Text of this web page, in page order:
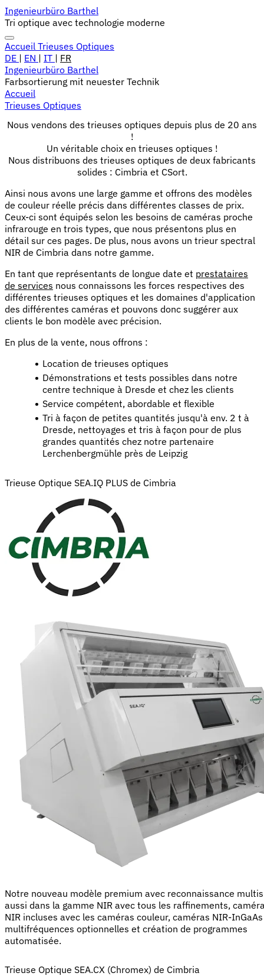
Ingenieurbüro Barthel
Tri optique avec technologie moderne
Accueil Trieuses Optiques
DE | EN | IT | FR
Ingenieurbüro Barthel
Farbsortierung mit neuester Technik
Accueil
Trieuses Optiques
Nous vendons des trieuses optiques depuis plus de 20 ans
!
Un véritable choix en trieuses optiques !
Nous distribuons des trieuses optiques de deux fabricants
solides : Cimbria et CSort.
Ainsi nous avons une large gamme et offrons des modèles
de couleur réelle précis dans différentes classes de prix.
Ceux-ci sont équipés selon les besoins de caméras proche
infrarouge en trois types, que nous présentons plus en
détail sur ces pages. De plus, nous avons un trieur spectral
NIR de Cimbria dans notre gamme.
En tant que représentants de longue date et prestataires
de services nous connaissons les forces respectives des
différentes trieuses optiques et les domaines d'application
des différentes caméras et pouvons donc suggérer aux
clients le bon modèle avec précision.
En plus de la vente, nous offrons :
Location de trieuses optiques
Démonstrations et tests possibles dans notre
centre technique à Dresde et chez les clients
Service compétent, abordable et flexible
Tri à façon de petites quantités jusqu'à env. 2 t à
Dresde, nettoyages et tris à façon pour de plus
grandes quantités chez notre partenaire
Lerchenbergmühle près de Leipzig
Trieuse Optique SEA.IQ PLUS de Cimbria
Notre nouveau modèle premium avec reconnaissance
aussi dans la gamme NIR avec tous les raffinements,
NIR incluses avec les caméras couleur, caméras NIR-InGaAs
multifréquences optionnelles et création de programmes
automatisée.
Trieuse Optique SEA.CX (Chromex) de Cimbria